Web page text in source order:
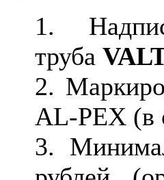
труба
AL-PEX (в